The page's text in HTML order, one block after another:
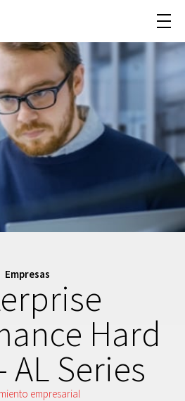
Empresas
Hard
AL Series
empresarial